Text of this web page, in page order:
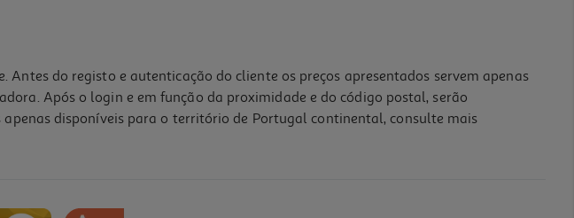
do registo e autenticação do cliente os preços apresentados servem apenas
Após o login e em função da proximidade e do código postal, serão
disponíveis para o território de Portugal continental, consulte mais